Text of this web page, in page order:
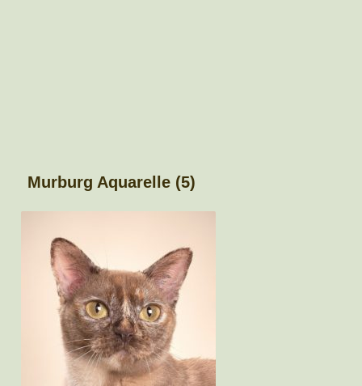
Murburg Aquarelle (5)